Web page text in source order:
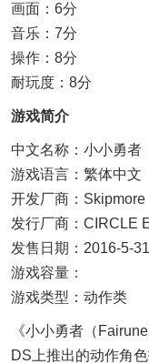
画面：6分
音乐：7分
操作：8分
耐玩度：8分
游戏简介
中文名称：小小勇者
游戏语言：繁体中文
开发厂商：Skipmore
发行厂商：CIRCLE
发售日期：2016-5-31
游戏容量：
游戏类型：动作类
《小小勇者（
DS上推出的动作角